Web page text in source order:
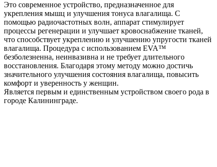
Это современное устройство, предназначенное для
укрепления мышц и улучшения тонуса влагалища. С
помощью радиочастотных волн, аппарат стимулирует
процессы регенерации и улучшает кровоснабжение тканей,
что способствует укреплению и улучшению упругости тканей
влагалища. Процедура с использованием EVA™
безболезненна, неинвазивна и не требует длительного
восстановления. Благодаря этому методу можно достичь
значительного улучшения состояния влагалища, повысить
комфорт и уверенность у женщин.
Является первым и единственным устройством своего рода в
городе Калининграде.